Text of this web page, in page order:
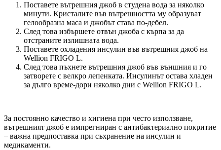
Поставете вътрешния джоб в студена вода за няколко
минути. Кристалите във вътрешността му образуват
гелообразна маса и джобът става по-дебел.
След това избършете отвън джоба с кърпа за да
отстраните излишната вода.
Поставете охладения инсулин във вътрешния джоб на
Wellion FRIGO L.
След това пъхнете вътрешния джоб във външния и го
затворете с велкро лепенката. Инсулинът остава хладен
за дълго време-дори няколко дни с Wellion FRIGO L.
За постоянно качество и хигиена при често използване,
вътрешният джоб е импрегниран с антибактериално покритие
– важна предпоставка при съхранение на инсулин и
медикаменти.